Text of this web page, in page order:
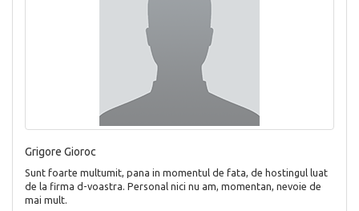
Grigore Gioroc
Sunt foarte multumit, pana in momentul de fata, de hostingul luat
de la firma d-voastra. Personal nici nu am, momentan, nevoie de
mai mult.